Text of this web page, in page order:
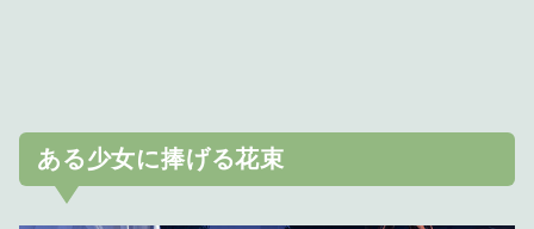
ある少女に捧げる花束